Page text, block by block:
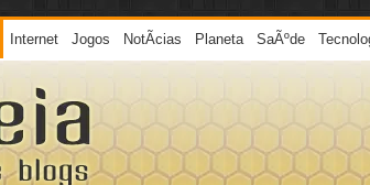
Internet Jogos NotÃ­cias Planeta SaÃºde